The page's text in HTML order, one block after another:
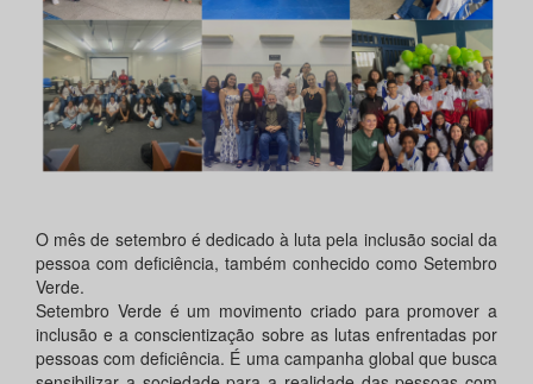
O mês de setembro é dedicado à luta pela inclusão social da
pessoa com deficiência, também conhecido como Setembro
Verde.
Setembro Verde é um movimento criado para promover a
inclusão e a conscientização sobre as lutas enfrentadas por
pessoas com deficiência. É uma campanha global que busca